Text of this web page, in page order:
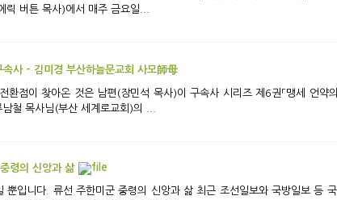
릭 버튼 목사)에서 매주 금요일...
사 - 김미경 부산하늘문교회 사모師母
점이 찾아온 것은 남편(장민석 목사)이 구속사 시리즈 제6권「맹세 언약
철 목사님(부산 세계로교회)의 ...
미군 중령의 신앙과 삶
뿐입니다. 류선 주한미군 중령의 신앙과 삶 최근 조선일보와 국방일보 등